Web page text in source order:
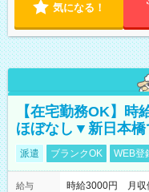
気になる！
【在宅勤務OK】時
ほぼなし▼新日本橋
派遣 ブランクOK WEB登
給与
時給3000円 月収